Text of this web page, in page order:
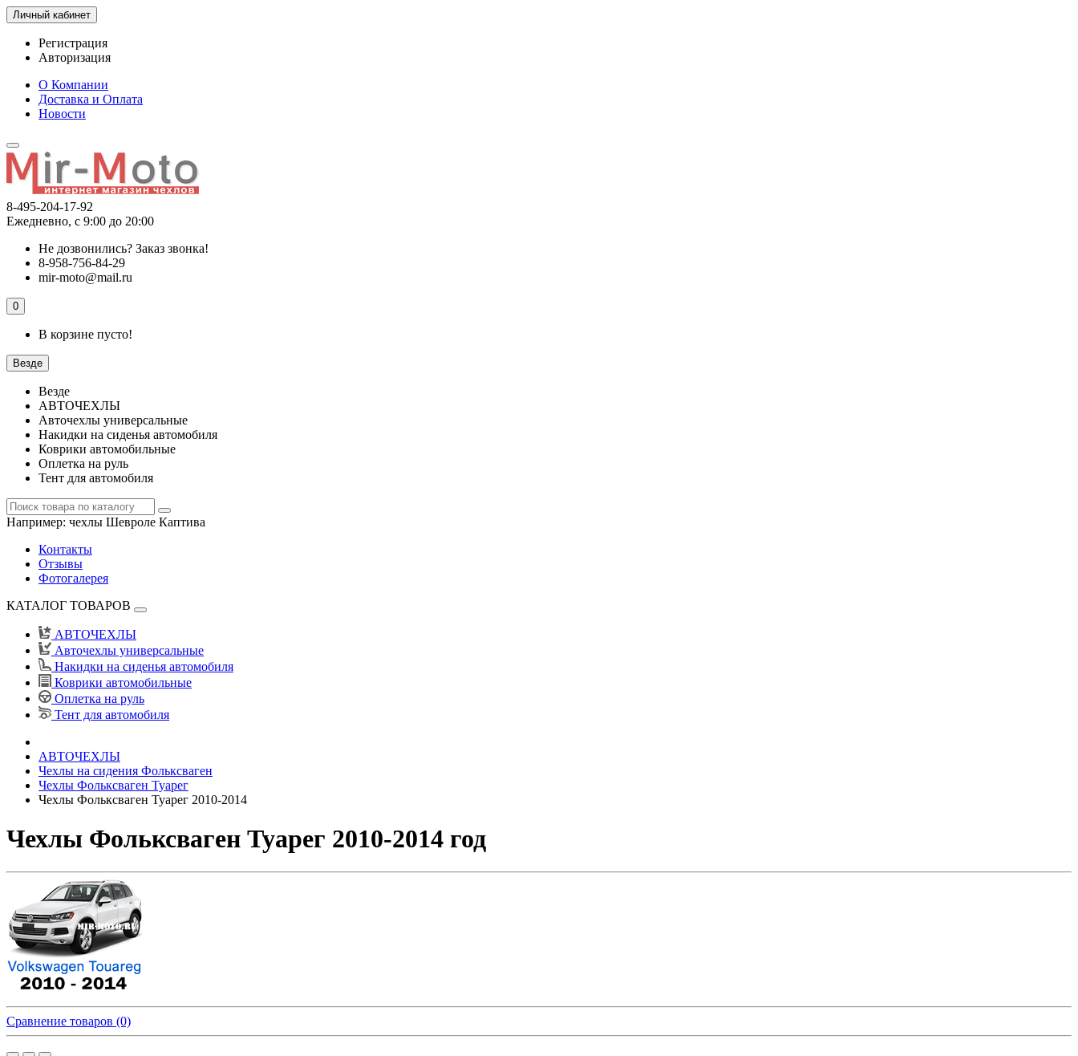
Личный кабинет
Регистрация
Авторизация
О Компании
Доставка и Оплата
Новости
8-495-204-17-92
Ежедневно, с 9:00 до 20:00
Не дозвонились? Заказ звонка!
8-958-756-84-29
mir-moto@mail.ru
0
В корзине пусто!
Везде
Везде
АВТОЧЕХЛЫ
Авточехлы универсальные
Накидки на сиденья автомобиля
Коврики автомобильные
Оплетка на руль
Тент для автомобиля
Например: чехлы Шевроле Каптива
Контакты
Отзывы
Фотогалерея
КАТАЛОГ ТОВАРОВ
АВТОЧЕХЛЫ
Авточехлы универсальные
Накидки на сиденья автомобиля
Коврики автомобильные
Оплетка на руль
Тент для автомобиля
АВТОЧЕХЛЫ
Чехлы на сидения Фольксваген
Чехлы Фольксваген Туарег
Чехлы Фольксваген Туарег 2010-2014
Чехлы Фольксваген Туарег 2010-2014 год
Сравнение товаров (0)